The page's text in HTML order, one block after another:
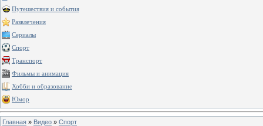
Путешествия и события
Развлечения
Сериалы
Спорт
Транспорт
Фильмы и анимация
Хобби и образование
Юмор
Главная » Видео » Спорт